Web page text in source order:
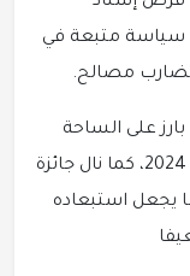
مع سياسة متبعة في
مصالح.
على الساحة
الدولية، إذ أدار نهائي كأس الأمم الأوروبية 2024، كما نال جائزة
لعام 2024، وهو ما يجعل استبعاده